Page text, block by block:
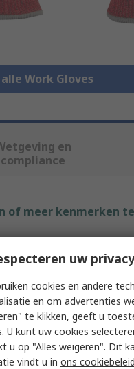
Work Gloves
en
compliance
of meer kenmerken
Type
uw privacy
cookies en andere
en om advertenties
te klikken, geeft u
U kunt uw cookies
u op "Alles weigeren". Dit
vindt u in ons cookiebeleid